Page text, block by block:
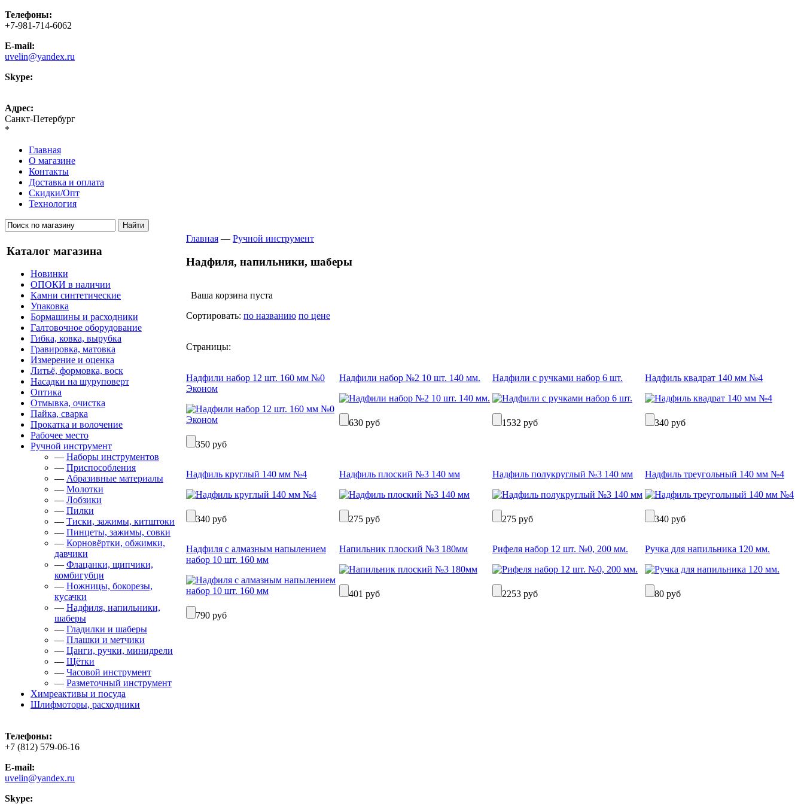
Телефоны:
+7-981-714-6062
E-mail:
uvelin@yandex.ru
Skype:
Адрес:
Санкт-Петербург
*
Главная
О магазине
Контакты
Доставка и оплата
Скидки/Опт
Технология
Каталог магазина
Новинки
ОПОКИ в наличии
Камни синтетические
Упаковка
Бормашины и расходники
Галтовочное оборудование
Гибка, ковка, вырубка
Гравировка, матовка
Измерение и оценка
Литьё, формовка, воск
Насадки на шуруповерт
Оптика
Отмывка, очистка
Пайка, сварка
Прокатка и волочение
Рабочее место
Ручной инструмент
— Наборы инструментов
— Приспособления
— Абразивные материалы
— Молотки
— Лобзики
— Пилки
— Тиски, зажимы, китштоки
— Пинцеты, зажимы, совки
— Корновёртки, обжимки,
давчики
— Флацанки, щипчики,
комбигубци
— Ножницы, бокорезы,
кусачки
— Надфиля, напильники,
шаберы
— Гладилки и шаберы
— Плашки и метчики
— Цанги, ручки, минидрели
— Щётки
— Часовой инструмент
— Разметочный инструмент
Химреактивы и посуда
Шлифмоторы, расходники
Главная — Ручной инструмент
Надфиля, напильники, шаберы
Ваша корзина пуста
Сортировать: по названию по цене
Страницы:
Надфили набор 12 шт. 160 мм №0
Эконом
350 руб
Надфили набор №2 10 шт. 140 мм.
630 руб
Надфили с ручками набор 6 шт.
1532 руб
Надфиль квадрат 140 мм №4
340 руб
Надфиль круглый 140 мм №4
340 руб
Надфиль плоский №3 140 мм
275 руб
Надфиль полукруглый №3 140 мм
275 руб
Надфиль треугольный 140 мм №4
340 руб
Надфиля с алмазным напылением
набор 10 шт. 160 мм
790 руб
Напильник плоский №3 180мм
401 руб
Рифеля набор 12 шт. №0, 200 мм.
2253 руб
Ручка для напильника 120 мм.
80 руб
Телефоны:
+7 (812) 579-06-16
E-mail:
uvelin@yandex.ru
Skype: